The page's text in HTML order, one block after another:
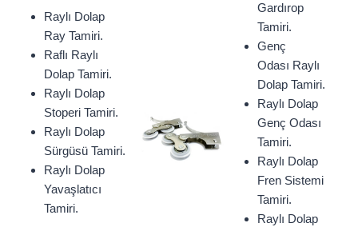
Raylı Dolap
Ray Tamiri.
Raflı Raylı
Dolap Tamiri.
Raylı Dolap
Stoperi Tamiri.
Raylı Dolap
Sürgüsü Tamiri.
Raylı Dolap
Yavaşlatıcı
Tamiri.
Gardırop
Tamiri.
Genç
Odası Raylı
Dolap Tamiri.
Raylı Dolap
Genç Odası
Tamiri.
Raylı Dolap
Fren Sistemi
Tamiri.
Raylı Dolap